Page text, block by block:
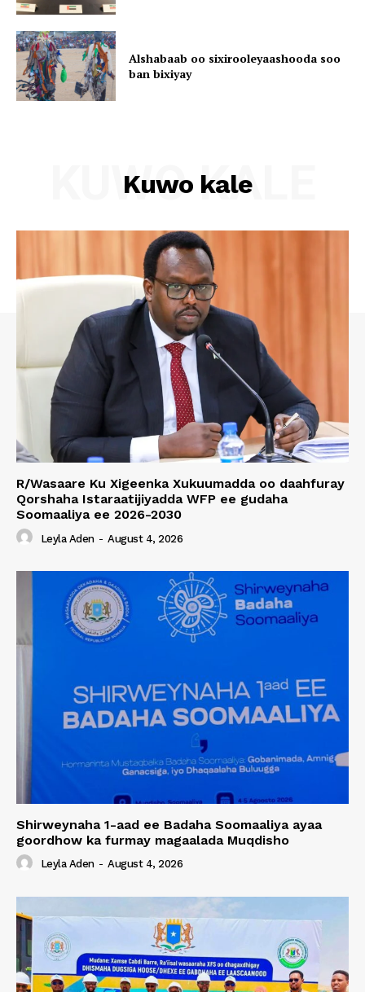
Alshabaab oo sixirooleyaashooda soo
ban bixiyay
Kuwo kale
KUWO KALE
R/Wasaare Ku Xigeenka Xukuumadda oo daahfuray
Qorshaha Istaraatijiyadda WFP ee gudaha
Soomaaliya ee 2026-2030
Leyla Aden - August 4, 2026
Shirweynaha 1-aad ee Badaha Soomaaliya ayaa
goordhow ka furmay magaalada Muqdisho
Leyla Aden - August 4, 2026